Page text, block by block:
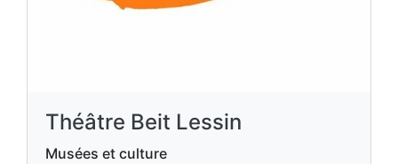
Théâtre Beit Lessin
Musées et culture